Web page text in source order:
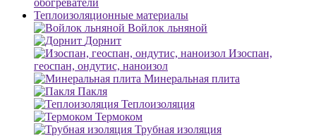
обогреватели
Теплоизоляционные материалы
Войлок льняной
Дорнит
Изоспан,
геоспан, ондутис, наноизол
Минеральная плита
Пакля
Теплоизоляция
Термоком
Трубная изоляция